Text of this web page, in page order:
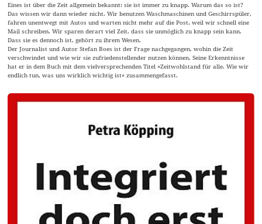
Eines ist über die Zeit allgemein bekannt: sie ist immer zu knapp. Warum das so ist?
Das wissen wir dann wieder nicht. Wir benutzen Waschmaschinen und Geschirrspüler,
fahren unentwegt mit Autos und warten nicht mehr auf die Post, weil wir schnell eine
Mail schreiben. Wir sparen derart viel Zeit, dass sie unmöglich zu knapp sein kann.
Dass sie es dennoch ist, gehört zu ihrem Wesen.
Der Journalist und Autor Stefan Boes ist der Frage nachgegangen, wohin die Zeit
verschwindet und wie wir sie zufriedenstellender nutzen können. Seine Erkenntnisse
hat er in dem Buch mit dem vielversprechenden Titel »Zeitwohlstand für alle. Wie wir
endlich tun, was uns wirklich wichtig ist« zusammengefasst.